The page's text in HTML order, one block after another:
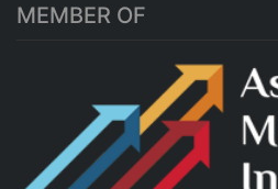
MEMBER OF